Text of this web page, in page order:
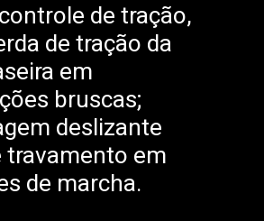
de tração,
de tração da
em
bruscas;
deslizante
travamento em
de marcha.